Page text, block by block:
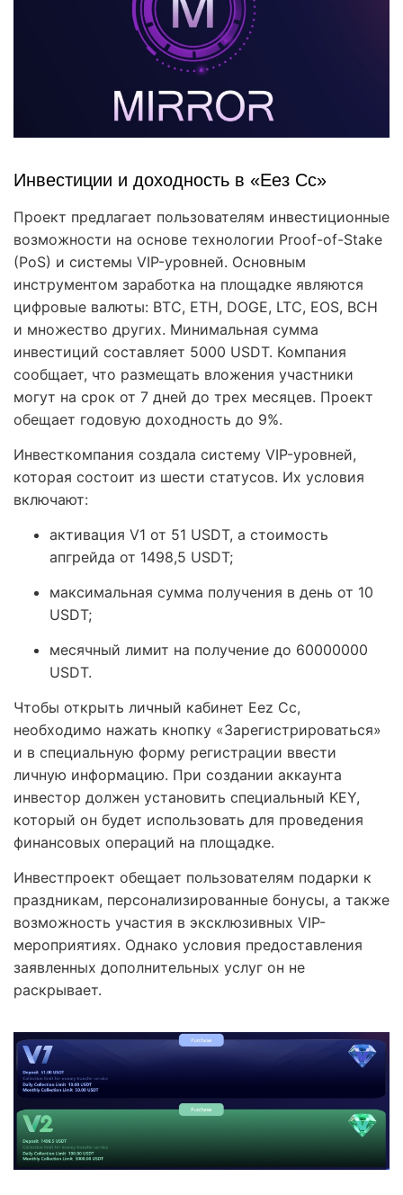
Инвестиции и доходность в «Еез Сс»
Проект предлагает пользователям инвестиционные
возможности на основе технологии Proof-of-Stake
(PoS) и системы VIP-уровней. Основным
инструментом заработка на площадке являются
цифровые валюты: BTC, ETH, DOGE, LTC, EOS, BCH
и множество других. Минимальная сумма
инвестиций составляет 5000 USDT. Компания
сообщает, что размещать вложения участники
могут на срок от 7 дней до трех месяцев. Проект
обещает годовую доходность до 9%.
Инвесткомпания создала систему VIP-уровней,
которая состоит из шести статусов. Их условия
включают:
активация V1 от 51 USDT, а стоимость
апгрейда от 1498,5 USDT;
максимальная сумма получения в день от 10
USDT;
месячный лимит на получение до 60000000
USDT.
Чтобы открыть личный кабинет Eez Cc,
необходимо нажать кнопку «Зарегистрироваться»
и в специальную форму регистрации ввести
личную информацию. При создании аккаунта
инвестор должен установить специальный KEY,
который он будет использовать для проведения
финансовых операций на площадке.
Инвестпроект обещает пользователям подарки к
праздникам, персонализированные бонусы, а также
возможность участия в эксклюзивных VIP-
мероприятиях. Однако условия предоставления
заявленных дополнительных услуг он не
раскрывает.